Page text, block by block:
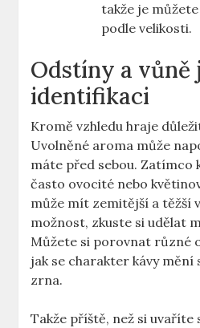
takže je
podle velikosti.
Odstíny a vůně
identifikaci
Kromě vzhledu hraje
Uvolněné aroma může
máte před sebou. Zatímco
často ovocité nebo
může mít zemitější a těžší
možnost, zkuste si udělat
Můžete si porovnat různé
jak se charakter kávy mění
zrna.
Takže příště, než si uvaříte